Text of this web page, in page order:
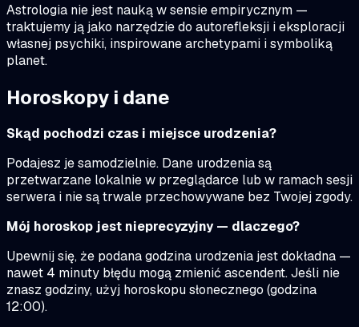
Astrologia nie jest nauką w sensie empirycznym —
traktujemy ją jako narzędzie do autorefleksji i eksploracji
własnej psychiki, inspirowane archetypami i symboliką
planet.
Horoskopy i dane
Skąd pochodzi czas i miejsce urodzenia?
Podajesz je samodzielnie. Dane urodzenia są
przetwarzane lokalnie w przeglądarce lub w ramach sesji
serwera i nie są trwale przechowywane bez Twojej zgody.
Mój horoskop jest nieprecyzyjny — dlaczego?
Upewnij się, że podana godzina urodzenia jest dokładna —
nawet 4 minuty błędu mogą zmienić ascendent. Jeśli nie
znasz godziny, użyj horoskopu słonecznego (godzina
12:00).